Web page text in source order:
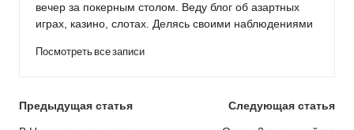
вечер за покерным столом. Веду блог об азартных
играх, казино, слотах. Делясь своими наблюдениями
Посмотреть все записи
Post
Предыдущая статья Следующая статья